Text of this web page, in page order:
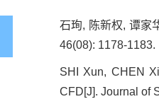
石珣, 陈新权, 谭家
46(08): 1178-1183.
SHI Xun, CHEN
CFD[J]. Journal of